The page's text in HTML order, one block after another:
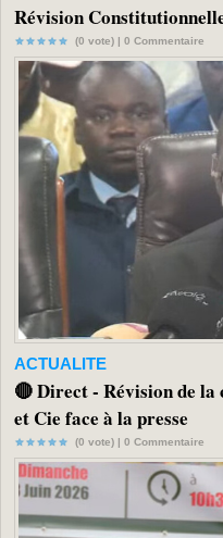
Révision
(0 vote) | 0 Commentaire
ACTUALITE
🔴 Direct - Révision de
et Cie face à la presse
(0 vote) | 0 Commentaire